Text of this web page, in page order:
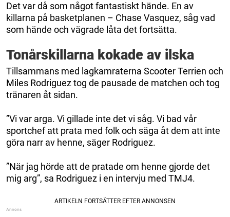
Det var då som något fantastiskt hände. En av
killarna på basketplanen – Chase Vasquez, såg vad
som hände och vägrade låta det fortsätta.
Tonårskillarna kokade av ilska
Tillsammans med lagkamraterna Scooter Terrien och
Miles Rodriguez tog de pausade de matchen och tog
tränaren åt sidan.
”Vi var arga. Vi gillade inte det vi såg. Vi bad vår
sportchef att prata med folk och säga åt dem att inte
göra narr av henne, säger Rodriguez.
”När jag hörde att de pratade om henne gjorde det
mig arg”, sa Rodriguez i en intervju med TMJ4.